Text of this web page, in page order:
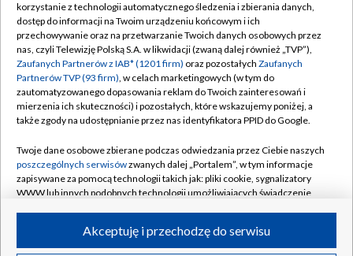
TVP
Abonament TVP
Emisja w TVP
Centrum informacji TVP
Naziemna Telewizja Cyfrowa
Rada Programowa
System NOS
Informacje o nadawcy
Program dla prasy
Regulamin TVP
Polityka prywatności
Moje zgody
Pomoc
Kontakt
Kanały
korzystanie z technologii automatycznego śledzenia i zbierania danych,
dostęp do informacji na Twoim urządzeniu końcowym i ich
przechowywanie oraz na przetwarzanie Twoich danych osobowych przez
nas, czyli Telewizję Polską S.A. w likwidacji (zwaną dalej również „TVP”),
Zaufanych Partnerów z IAB* (1201 firm) oraz pozostałych Zaufanych
Partnerów TVP (93 firm), w celach marketingowych (w tym do
zautomatyzowanego dopasowania reklam do Twoich zainteresowań i
mierzenia ich skuteczności) i pozostałych, które wskazujemy poniżej, a
także zgody na udostępnianie przez nas identyfikatora PPID do Google.
Twoje dane osobowe zbierane podczas odwiedzania przez Ciebie naszych
poszczególnych serwisówzwanych dalej „Portalem”, w tym informacje
zapisywane za pomocą technologii takich jak: pliki cookie, sygnalizatory
WWW lub innych podobnych technologii umożliwiających świadczenie
ruchu w Internecie.Akceptuję i przechodzę do serwisu